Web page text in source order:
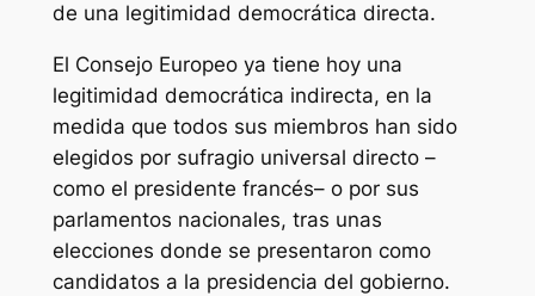
de una legitimidad democrática directa.
El Consejo Europeo ya tiene hoy una
legitimidad democrática indirecta, en la
medida que todos sus miembros han sido
elegidos por sufragio universal directo –
como el presidente francés– o por sus
parlamentos nacionales, tras unas
elecciones donde se presentaron como
candidatos a la presidencia del gobierno.